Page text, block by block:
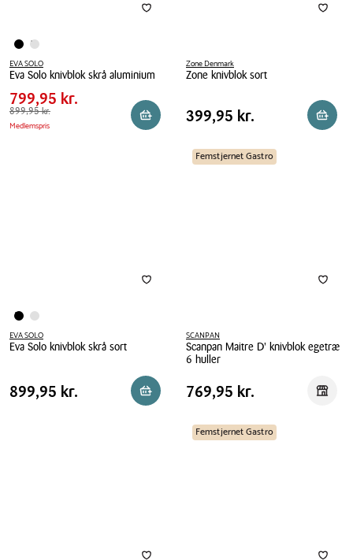
EVA SOLO
Eva Solo knivblok skrå aluminium
Eva
Solo
knivblok
Pris
tabel
Pris
799,95 kr.
Spar
100,00 kr.
Førpris
799,95 kr.
899,95 kr.
Medlemspris Reservér i butik
Zone Denmark
Zone knivblok sort
knivblok
Pris
Pris 399,95 kr.
399,95 kr.
EVA SOLO
Eva Solo knivblok skrå sort
Solo
knivblok
Pris
Pris 899,95 kr.
899,95 kr. Reservér i butik
Femstjernet Gastro
SCANPAN
Scanpan Maitre D' knivblok egetræ
6 huller
Scanpan
Maitre
knivblok
Pris
Pris 769,95 kr.
769,95 kr.
Femstjernet Gastro